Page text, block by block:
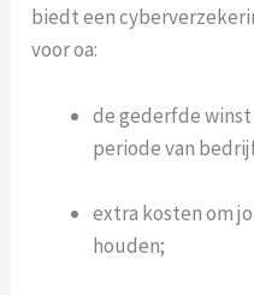
biedt een
voor oa:
de gederfde
periode van
extra kosten om
houden;